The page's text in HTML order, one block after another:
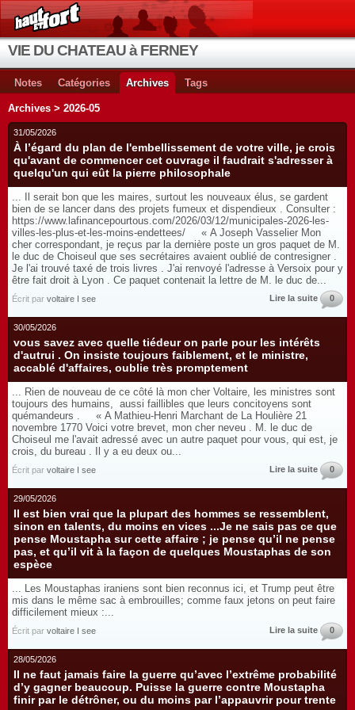
VIE DU CHATEAU à FERNEY
Notes Catégories Archives Tags
Archives > 2026-05
31/05/2026
À l’égard du plan de l'embellissement de votre ville, je crois
qu'avant de commencer cet ouvrage il faudrait s'adresser à
quelqu'un qui eût la pierre philosophale
... Il serait bon que les maires, surtout les nouveaux élus, se gardent
bien de se lancer dans des projets fumeux et dispendieux . Consulter :
https://www.lafinancepourtous.com/2026/03/12/municipales-2026-les-
villes-les-plus-et-les-moins-endettees/ « A Joseph Vasselier Mon
cher correspondant, je reçus par la dernière poste un gros paquet de M.
le duc de Choiseul que ses secrétaires avaient oublié de contresigner .
Je l'ai trouvé taxé de trois livres . J'ai renvoyé l'adresse à Versoix pour y
être fait droit à Lyon . Ce paquet contenait la lettre de M. le duc de...
Écrit par voltaire I see Lire la suite 0
30/05/2026
vous savez avec quelle tiédeur on parle pour les intérêts
d'autrui . On insiste toujours faiblement, et le ministre,
accablé d'affaires, oublie très promptement
... Rien de nouveau de ce côté là mon cher Voltaire, les ministres sont
toujours des humains, aussi faillibles que leurs concitoyens sont
quémandeurs . « A Mathieu-Henri Marchant de La Houlière 21
novembre 1770 Voici votre brevet, mon cher neveu . M. le duc de
Choiseul me l'avait adressé avec un autre paquet pour vous, qui est, je
crois, du bureau . Il y a eu deux ou...
Écrit par voltaire I see Lire la suite 0
29/05/2026
Il est bien vrai que la plupart des hommes se ressemblent,
sinon en talents, du moins en vices ...Je ne sais pas ce que
pense Moustapha sur cette affaire ; je pense qu’il ne pense
pas, et qu’il vit à la façon de quelques Moustaphas de son
espèce
... Les Moustaphas iraniens sont bien reconnus ici, et Trump peut être
mis dans le même sac à embrouilles; comme faux jetons on peut faire
difficilement mieux :...
Écrit par voltaire I see Lire la suite 0
28/05/2026
Il ne faut jamais faire la guerre qu’avec l’extrême probabilité
d’y gagner beaucoup. Puisse la guerre contre Moustapha
finir par le détrôner, ou du moins par l’appauvrir pour trente